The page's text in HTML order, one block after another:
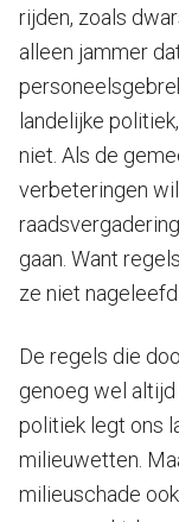
rijden, zoals
alleen jammer
landelijke
niet. Als de
verbeteringen
gaan. Want
ze niet
De regels die
genoeg wel
politiek legt ons
milieuwetten.
milieuschade